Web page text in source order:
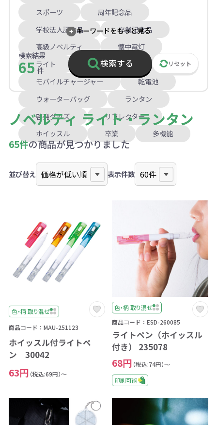
スポーツ
周年記念品
学校法人記念品
卒業記念品
高級ノベルティ
懐中電灯
ライト
ラジオ
防災セット
モバイルチャージャー
乾電池
ウォーターバッグ
ランタン
啓発グッズ
リフレクター
ホイッスル
卒業 多機能
キーワードをもっと見る
検索結果
65 件
検索する リセット
ノベルティ ライト・ランタン
65件の商品が見つかりました
並び替え 表示件数
色・柄 取り混ぜ
商品コード：MAU-251123
ホイッスル付ライトペ
ン 30042
63円 （税込:69円）～
色・柄 取り混ぜ
商品コード：ESD-260085
ライトペン（ホイッスル
付き） 235078
68円 （税込:74円）～
印刷可能